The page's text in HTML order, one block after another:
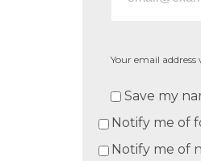
Your email
Save my
Notify me of
Notify me of